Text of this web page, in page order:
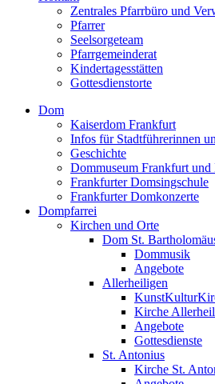
Zentrales Pfarrbüro und
Pfarrer
Seelsorgeteam
Pfarrgemeinderat
Kindertagesstätten
Gottesdienstorte
Dom
Kaiserdom Frankfurt
Infos für Stadtführerinnen
Geschichte
Dommuseum Frankfurt
Frankfurter Domsingschule
Frankfurter Domkonzerte
Dompfarrei
Kirchen und Orte
Dom St.
Dommusik
Angebote
Allerheiligen
Kirche
Angebote
Gottesdienste
St. Antonius
Kirche St.